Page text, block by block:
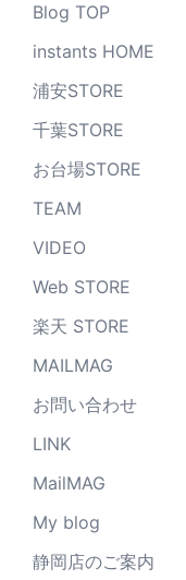
Blog TOP
instants HOME
浦安STORE
千葉STORE
お台場STORE
TEAM
VIDEO
Web STORE
楽天 STORE
MAILMAG
お問い合わせ
LINK
MailMAG
My blog
静岡店のご案内